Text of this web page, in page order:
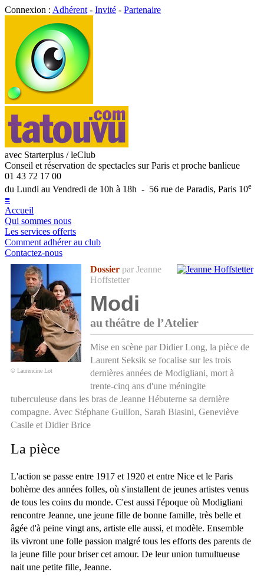
Connexion : Adhérent - Invité - Partenaire
avec Starterplus / leClub
Conseil et réservation de spectacles sur Paris et proche banlieue
01 43 72 17 00
du Lundi au Vendredi de 10h à 18h - 56 rue de Paradis, Paris 10e
≡
Accueil
Qui sommes nous
Les services offerts
Comment adhérer au club
Contactez-nous
© Laurencine Lot
Dossier par Jeanne
Hoffstetter
Modi
au théâtre de l’Atelier
Mise en scène par Didier Long, la pièce de
Laurent Seksik se focalise sur les trois
dernières années de Modigliani, mort à
trente-cinq ans d'une méningite
tuberculeuse dans les bras de Jeanne Hébuterne sa dernière
compagne. Avec Stéphane Guillon, Sarah Biasini, Geneviève
Casile et Didier Brice
La pièce
L'action se passe entre 1917 et 1920 et entre Nice et le Paris
bohème des années folles, où s'installent de jeunes artistes venus
de tous les coins du monde. C'est aussi l'époque où Modigliani
rencontre Jeanne, une jeune fille de bonne famille, très belle et
âgée d'à peine vingt ans, artiste elle aussi, et modèle. Ensemble
ils vivront une folle passion malgré tous les efforts des parents de
la jeune fille pour briser cet amour. De leur union tumultueuse
nait une petite fille, Jeanne.